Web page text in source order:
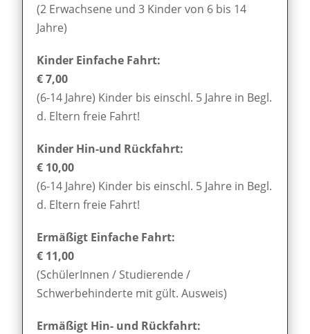
(2 Erwachsene und 3 Kinder von 6 bis 14
Jahre)
Kinder Einfache Fahrt:
€ 7,00
(6-14 Jahre) Kinder bis einschl. 5 Jahre in Begl.
d. Eltern freie Fahrt!
Kinder Hin-und Rückfahrt:
€ 10,00
(6-14 Jahre) Kinder bis einschl. 5 Jahre in Begl.
d. Eltern freie Fahrt!
Ermäßigt Einfache Fahrt:
€ 11,00
(SchülerInnen / Studierende /
Schwerbehinderte mit gült. Ausweis)
Ermäßigt Hin- und Rückfahrt: